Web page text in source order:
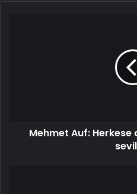
Mehmet Auf: